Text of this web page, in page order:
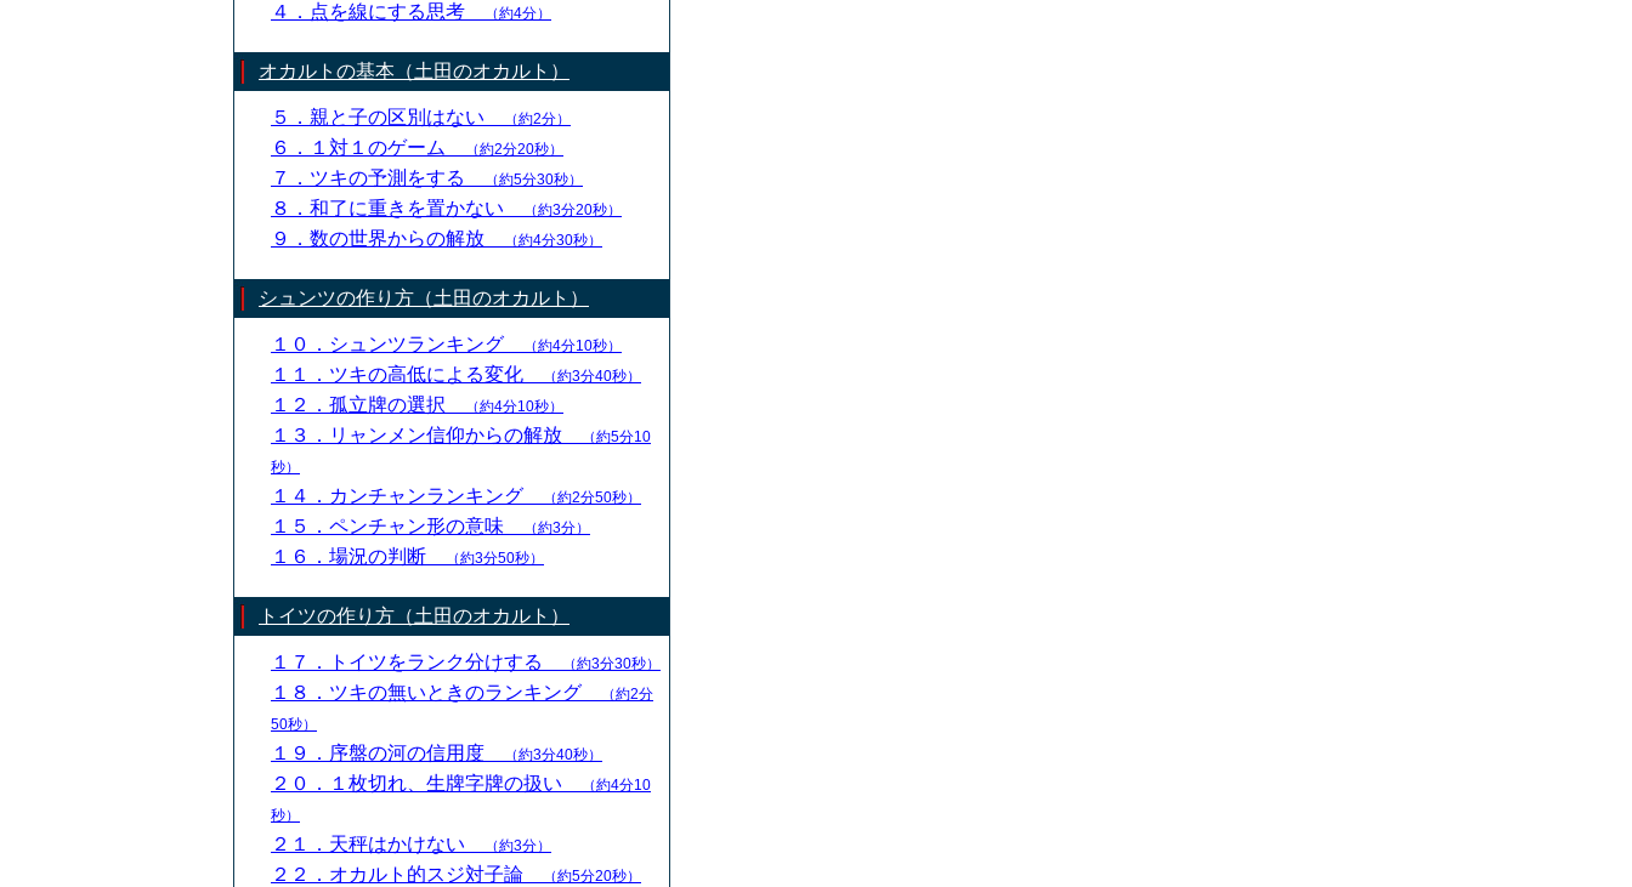
４．点を線にする思考 （約4分）
オカルトの基本（土田のオカルト）
５．親と子の区別はない （約2分）
６．１対１のゲーム （約2分20秒）
７．ツキの予測をする （約5分30秒）
８．和了に重きを置かない （約3分20秒）
９．数の世界からの解放 （約4分30秒）
シュンツの作り方（土田のオカルト）
１０．シュンツランキング （約4分10秒）
１１．ツキの高低による変化 （約3分40秒）
１２．孤立牌の選択 （約4分10秒）
１３．リャンメン信仰からの解放
（約5分10
秒）
１４．カンチャンランキング （約2分50秒）
１５．ペンチャン形の意味 （約3分）
１６．場況の判断 （約3分50秒）
トイツの作り方（土田のオカルト）
１７．トイツをランク分けする （約3分30秒）
１８．ツキの無いときのランキング
（約2分
50秒）
１９．序盤の河の信用度 （約3分40秒）
２０．１枚切れ、生牌字牌の扱い
（約4分10
秒）
２１．天秤はかけない （約3分）
２２．オカルト的スジ対子論 （約5分20秒）